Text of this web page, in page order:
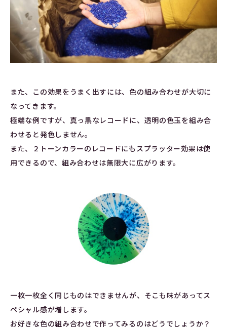
また、この効果をうまく出すには、色の組み合わせが大切に
なってきます。
極端な例ですが、真っ黒なレコードに、透明の色玉を組み合
わせると発色しません。
また、２トーンカラーのレコードにもスプラッター効果は使
用できるので、組み合わせは無限大に広がります。
一枚一枚全く同じものはできませんが、そこも味があってス
ペシャル感が増します。
お好きな色の組み合わせで作ってみるのはどうでしょうか？